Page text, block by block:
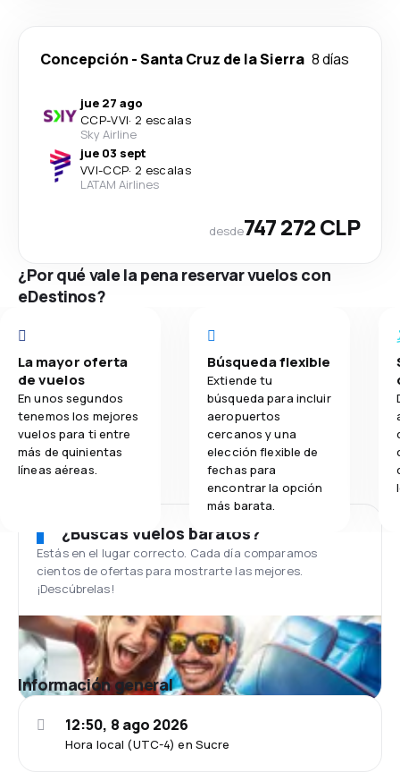
Concepción -Santa Cruz de la Sierra 8 días
jue 27 ago
CCP-VVI· 2 escalas
Sky Airline
jue 03 sept
VVI-CCP· 2 escalas
LATAM Airlines
desde747 272 CLP
¿Por qué vale la pena reservar vuelos con
eDestinos?
La mayor oferta
de vuelos
En unos segundos
tenemos los mejores
vuelos para ti entre
más de quinientas
líneas aéreas.
Búsqueda flexible
Extiende tu
búsqueda para incluir
aeropuertos
cercanos y una
elección flexible de
fechas para
encontrar la opción
más barata.
¿Buscas vuelos baratos?
Estás en el lugar correcto. Cada día comparamos
cientos de ofertas para mostrarte las mejores.
¡Descúbrelas!
Información general
Hora local (UTC-4) en Sucre
12:50, 8 ago 2026